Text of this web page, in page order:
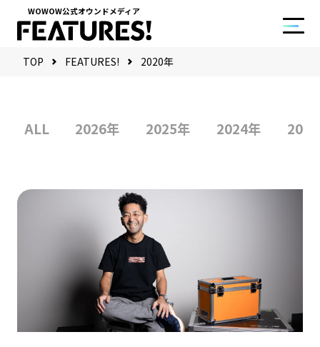
WOWOW公式オウンドメディア
TOP FEATURES! 2020年
ALL 2026年 2025年 2024年